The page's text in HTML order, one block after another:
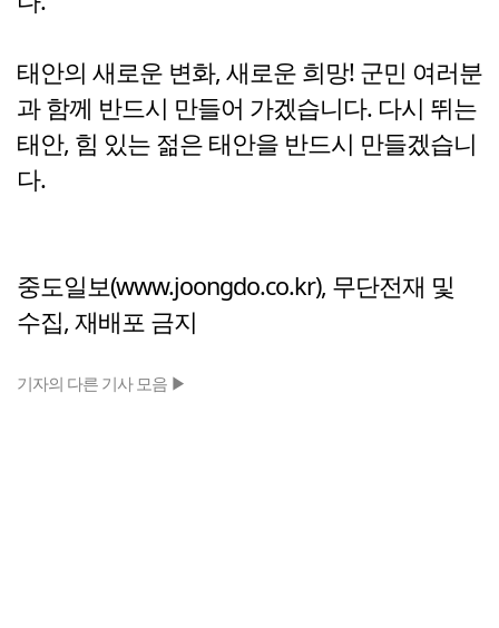
태안의 새로운 변화, 새로운 희망! 군민 여러분
과 함께 반드시 만들어 가겠습니다. 다시 뛰는
태안, 힘 있는 젊은 태안을 반드시 만들겠습니
다.
중도일보(www.joongdo.co.kr), 무단전재 및
수집, 재배포 금지
기자의 다른 기사 모음 ▶